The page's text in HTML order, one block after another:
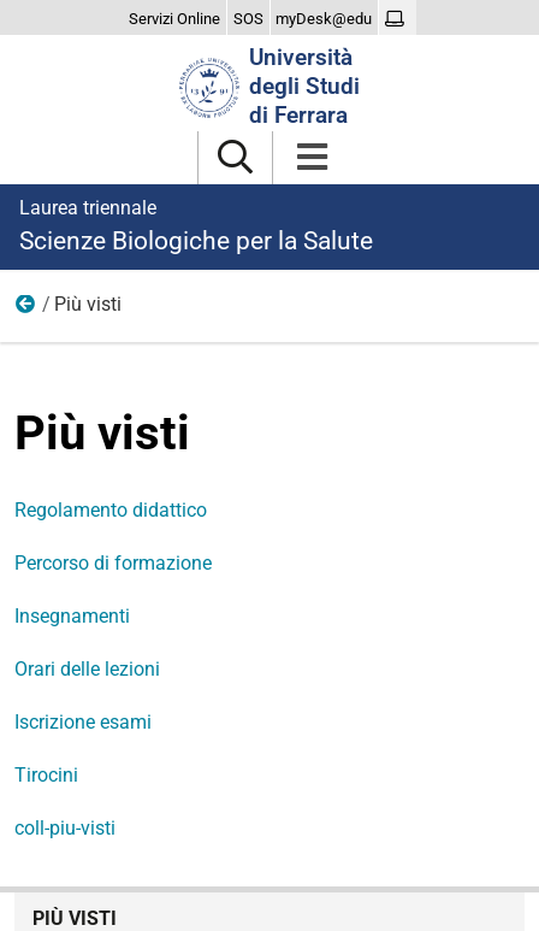
Servizi Online SOS myDesk@edu
Università
degli Studi
di Ferrara
Laurea triennale
Scienze Biologiche per la Salute
Home
Più visti
Più visti
Regolamento didattico
Percorso di formazione
Insegnamenti
Orari delle lezioni
Iscrizione esami
Tirocini
coll-piu-visti
PIÙ VISTI